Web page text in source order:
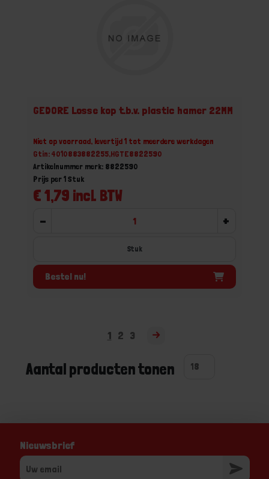
GEDORE Losse kop t.b.v. plastic hamer 22MM
Niet op voorraad, levertijd 1 tot meerdere werkdagen
Gtin: 4010883882255,HGTE8822590
Artikelnummer merk: 8822590
€ 1,79 incl. BTW
Prijs per 1 Stuk
- +
Stuk
Bestel nu!
1 2 3
Aantal producten tonen
Nieuwsbrief